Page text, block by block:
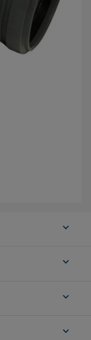
expand_more
expand_more
expand_more
expand_more